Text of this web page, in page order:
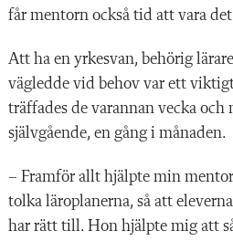
får mentorn också tid att vara
Att ha en yrkesvan, behörig
vägledde vid behov var ett
träffades de varannan vecka
självgående, en gång i månaden.
– Framför allt hjälpte min
tolka läroplanerna, så att
har rätt till. Hon hjälpte mig att